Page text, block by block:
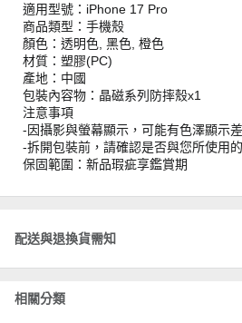
適用型號：iPhone 17 Pro
商品類型：手機殼
顏色：透明色, 黑色, 橙色
材質：塑膠(PC)
產地：中國
包裝內容物：晶磁系列防摔殼x1
注意事項
-因攝影與螢幕顯示，可能有色澤顯示
-拆開包裝前，請確認是否與您所使用
保固範圍：新品瑕疵享鑑賞期
配送與退換貨需知
相關分類